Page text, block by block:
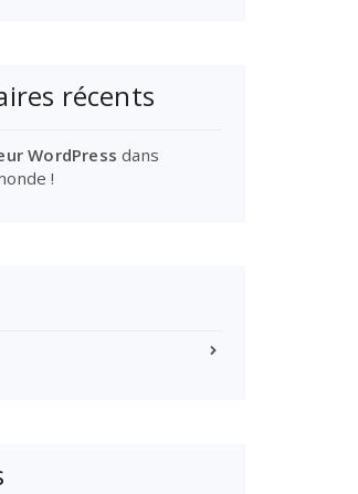
récents
WordPress dans
!